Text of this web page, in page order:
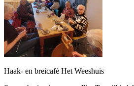
Haak- en breicafé Het Weeshuis